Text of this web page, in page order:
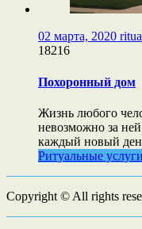
02 марта, 2020
18216
Похоронный дом
Жизнь любого
невозможно за
каждый новый
Ритуальные услуги
Copyright © All rights